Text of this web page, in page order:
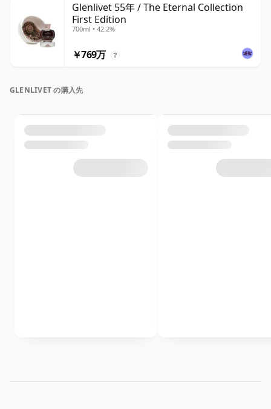
Glenlivet 55年 / The Eternal Collection
First Edition
700ml • 42.2%
￥769万 ?
GLENLIVET の購入先